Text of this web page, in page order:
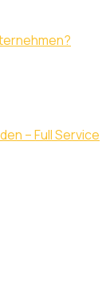
– Full Service